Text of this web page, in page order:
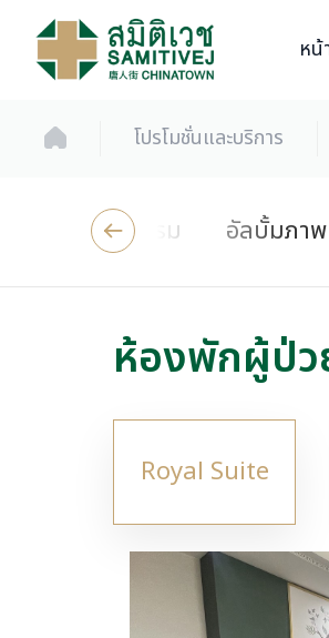
หน้
โปรโมชั่นและบริการ
วสารและกิจกรรม อัลบั้มภาพ
ห้องพักผู้ป่ว
Royal Suite